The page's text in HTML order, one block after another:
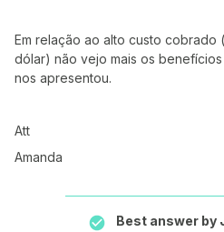
Em relação ao alto custo cobrado
dólar) não vejo mais os
nos apresentou.
Att
Amanda
Best answer by